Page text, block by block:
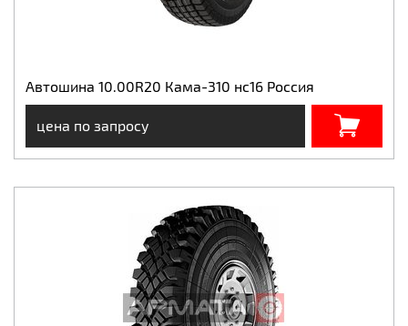
Автошина 10.00R20 Кама-310 нс16 Россия
цена по запросу